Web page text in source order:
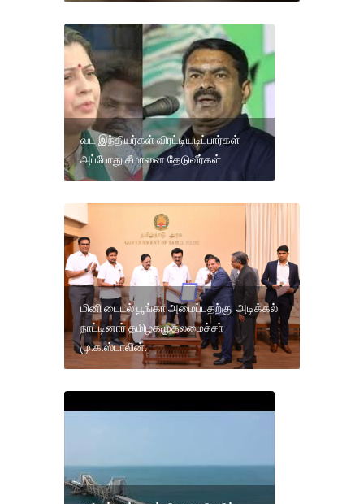
வட இந்தியர்கள் விரட்டியடிப்பார்கள்
அப்போது சீமானை தேடுவீர்கள்
மினி டைடல் பூங்கா அமைப்பதற்கு அடிக்கல்
நாட்டினார் தமிழகமுதலமைச்சா்
மு.க.ஸ்டாலின்.